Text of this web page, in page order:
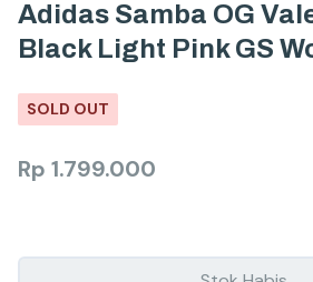
Adidas Samba OG
Black Light Pink GS
SOLD OUT
Rp 1.799.000